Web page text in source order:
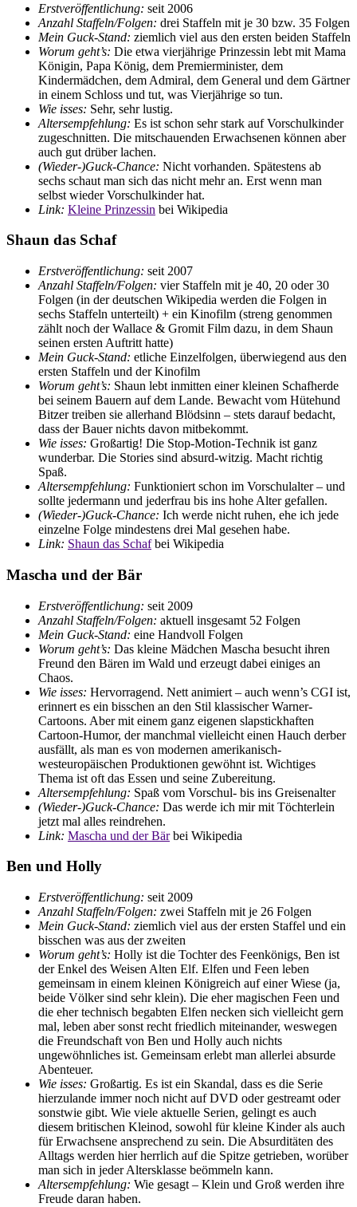
Erstveröffentlichung: seit 2006
Anzahl Staffeln/Folgen: drei Staffeln mit je 30 bzw. 35 Folgen
Mein Guck-Stand: ziemlich viel aus den ersten beiden Staffeln
Worum geht’s: Die etwa vierjährige Prinzessin lebt mit Mama
Königin, Papa König, dem Premierminister, dem
Kindermädchen, dem Admiral, dem General und dem Gärtner
in einem Schloss und tut, was Vierjährige so tun.
Wie isses: Sehr, sehr lustig.
Altersempfehlung: Es ist schon sehr stark auf Vorschulkinder
zugeschnitten. Die mitschauenden Erwachsenen können aber
auch gut drüber lachen.
(Wieder-)Guck-Chance: Nicht vorhanden. Spätestens ab
sechs schaut man sich das nicht mehr an. Erst wenn man
selbst wieder Vorschulkinder hat.
Link: Kleine Prinzessin bei Wikipedia
Shaun das Schaf
Erstveröffentlichung: seit 2007
Anzahl Staffeln/Folgen: vier Staffeln mit je 40, 20 oder 30
Folgen (in der deutschen Wikipedia werden die Folgen in
sechs Staffeln unterteilt) + ein Kinofilm (streng genommen
zählt noch der Wallace & Gromit Film dazu, in dem Shaun
seinen ersten Auftritt hatte)
Mein Guck-Stand: etliche Einzelfolgen, überwiegend aus den
ersten Staffeln und der Kinofilm
Worum geht’s: Shaun lebt inmitten einer kleinen Schafherde
bei seinem Bauern auf dem Lande. Bewacht vom Hütehund
Bitzer treiben sie allerhand Blödsinn – stets darauf bedacht,
dass der Bauer nichts davon mitbekommt.
Wie isses: Großartig! Die Stop-Motion-Technik ist ganz
wunderbar. Die Stories sind absurd-witzig. Macht richtig
Spaß.
Altersempfehlung: Funktioniert schon im Vorschulalter – und
sollte jedermann und jederfrau bis ins hohe Alter gefallen.
(Wieder-)Guck-Chance: Ich werde nicht ruhen, ehe ich jede
einzelne Folge mindestens drei Mal gesehen habe.
Link: Shaun das Schafbei Wikipedia
Mascha und der Bär
Erstveröffentlichung: seit 2009
Anzahl Staffeln/Folgen: aktuell insgesamt 52 Folgen
Mein Guck-Stand: eine Handvoll Folgen
Worum geht’s: Das kleine Mädchen Mascha besucht ihren
Freund den Bären im Wald und erzeugt dabei einiges an
Chaos.
Wie isses: Hervorragend. Nett animiert – auch wenn’s CGI ist,
erinnert es ein bisschen an den Stil klassischer Warner-
Cartoons. Aber mit einem ganz eigenen slapstickhaften
Cartoon-Humor, der manchmal vielleicht einen Hauch derber
ausfällt, als man es von modernen amerikanisch-
westeuropäischen Produktionen gewöhnt ist. Wichtiges
Thema ist oft das Essen und seine Zubereitung.
Altersempfehlung: Spaß vom Vorschul- bis ins Greisenalter
(Wieder-)Guck-Chance: Das werde ich mir mit Töchterlein
jetzt mal alles reindrehen.
Link: Mascha und der Bärbei Wikipedia
Ben und Holly
Erstveröffentlichung: seit 2009
Anzahl Staffeln/Folgen: zwei Staffeln mit je 26 Folgen
Mein Guck-Stand: ziemlich viel aus der ersten Staffel und ein
bisschen was aus der zweiten
Worum geht’s: Holly ist die Tochter des Feenkönigs, Ben ist
der Enkel des Weisen Alten Elf. Elfen und Feen leben
gemeinsam in einem kleinen Königreich auf einer Wiese (ja,
beide Völker sind sehr klein). Die eher magischen Feen und
die eher technisch begabten Elfen necken sich vielleicht gern
mal, leben aber sonst recht friedlich miteinander, weswegen
die Freundschaft von Ben und Holly auch nichts
ungewöhnliches ist. Gemeinsam erlebt man allerlei absurde
Abenteuer.
Wie isses: Großartig. Es ist ein Skandal, dass es die Serie
hierzulande immer noch nicht auf DVD oder gestreamt oder
sonstwie gibt. Wie viele aktuelle Serien, gelingt es auch
diesem britischen Kleinod, sowohl für kleine Kinder als auch
für Erwachsene ansprechend zu sein. Die Absurditäten des
Alltags werden hier herrlich auf die Spitze getrieben, worüber
man sich in jeder Altersklasse beömmeln kann.
Altersempfehlung: Wie gesagt – Klein und Groß werden ihre
Freude daran haben.